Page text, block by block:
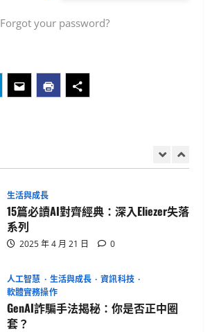
Forgot your password?
貓咪真的不愛你？破解主子冷漠的真
生活與成長
15篇必讀AI對齊經典：深入Eliezer失落
系列
2025 年 4 月 21 日 0
人工智慧 生活與成長
資訊科技
軟體實務操作
GenAI詐騙手法揭秘：你是否正中圈
套？